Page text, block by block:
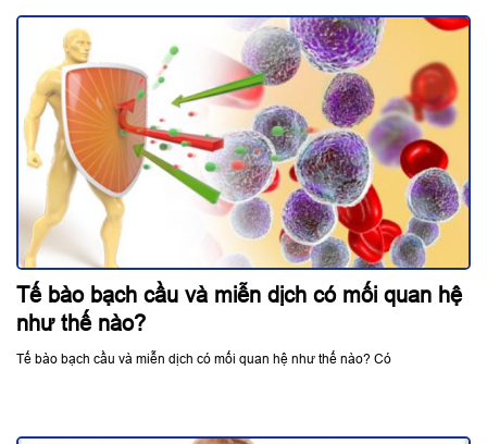
Tế bào bạch cầu và miễn dịch có mối quan hệ
như thế nào?
Tế bào bạch cầu và miễn dịch có mối quan hệ như thế nào? Có